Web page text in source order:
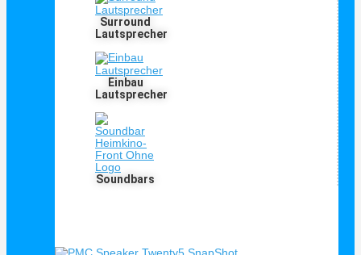
Surround
Lautsprecher
Einbau
Lautsprecher
Soundbars